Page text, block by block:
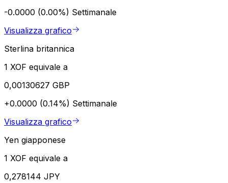
-0.0000 (0.00%) Settimanale
Visualizza grafico
Sterlina britannica
1 XOF equivale a
0,00130627 GBP
+0.0000 (0.14%) Settimanale
Visualizza grafico
Yen giapponese
1 XOF equivale a
0,278144 JPY